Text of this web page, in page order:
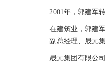
2001年，郭建军
在建筑业，郭建
副总经理、晟元
晟元集团有限公